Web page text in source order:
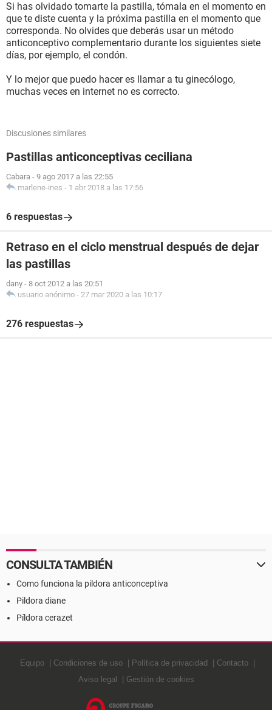
Si has olvidado tomarte la pastilla, tómala en el momento en
que te diste cuenta y la próxima pastilla en el momento que
corresponda. No olvides que deberás usar un método
anticonceptivo complementario durante los siguientes siete
días, por ejemplo, el condón.
Y lo mejor que puedo hacer es llamar a tu ginecólogo,
muchas veces en internet no es correcto.
Discusiones similares
Pastillas anticonceptivas ceciliana
Cabara - 9 ago 2017 a las 22:55
marlene-ines - 1 abr 2018 a las 17:56
6 respuestas
Retraso en el ciclo menstrual después de dejar
las pastillas
dany - 8 oct 2012 a las 20:51
usuario anónimo - 27 mar 2020 a las 10:17
276 respuestas
CONSULTA TAMBIÉN
Como funciona la pildora anticonceptiva
Pildora diane
Píldora cerazet
Equipo Condiciones de uso Política de privacidad
Contacto
Aviso legal
Gestión de cookies